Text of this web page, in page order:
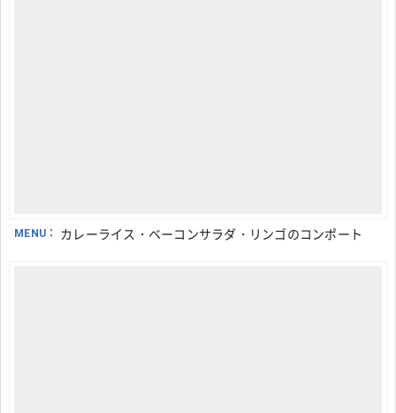
MENU： カレーライス・ベーコンサラダ・リンゴのコンポート